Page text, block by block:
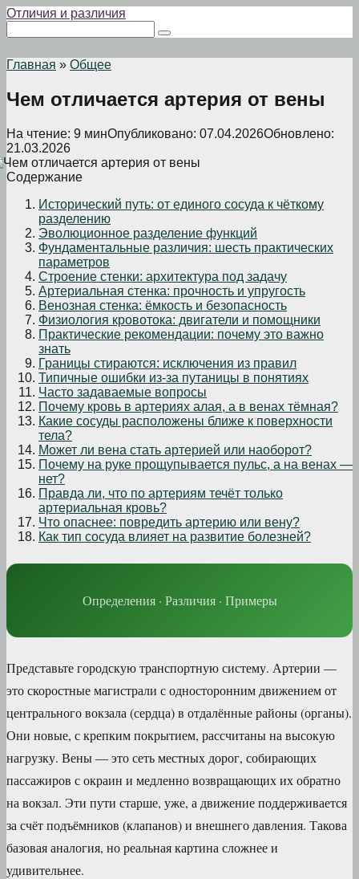
Перейти
контенту
Отличия и различия
Главная » Общее
Чем отличается артерия от вены
На чтение: 9 минОпубликовано: 07.04.2026Обновлено:
21.03.2026
Содержание
Исторический путь: от единого сосуда к чёткому
разделению
Эволюционное разделение функций
Фундаментальные различия: шесть практических
параметров
Строение стенки: архитектура под задачу
Артериальная стенка: прочность и упругость
Венозная стенка: ёмкость и безопасность
Физиология кровотока: двигатели и помощники
Практические рекомендации: почему это важно
знать
Границы стираются: исключения из правил
Типичные ошибки из-за путаницы в понятиях
Часто задаваемые вопросы
Почему кровь в артериях алая, а в венах тёмная?
Какие сосуды расположены ближе к поверхности
тела?
Может ли вена стать артерией или наоборот?
Почему на руке прощупывается пульс, а на венах —
нет?
Правда ли, что по артериям течёт только
артериальная кровь?
Что опаснее: повредить артерию или вену?
Как тип сосуда влияет на развитие болезней?
Определения · Различия · Примеры
Представьте городскую транспортную систему. Артерии —
это скоростные магистрали с односторонним движением от
центрального вокзала (сердца) в отдалённые районы (органы).
Они новые, с крепким покрытием, рассчитаны на высокую
нагрузку. Вены — это сеть местных дорог, собирающих
пассажиров с окраин и медленно возвращающих их обратно
на вокзал. Эти пути старше, уже, а движение поддерживается
за счёт подъёмников (клапанов) и внешнего давления. Такова
базовая аналогия, но реальная картина сложнее и
удивительнее.